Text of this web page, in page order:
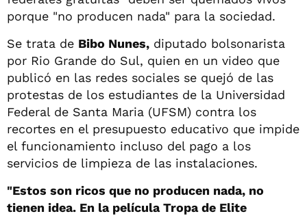
porque "no producen nada" para la sociedad.
Se trata de Bibo Nunes, diputado bolsonarista
por Rio Grande do Sul, quien en un video que
publicó en las redes sociales se quejó de las
protestas de los estudiantes de la Universidad
Federal de Santa Maria (UFSM) contra los
recortes en el presupuesto educativo que impide
el funcionamiento incluso del pago a los
servicios de limpieza de las instalaciones.
"Estos son ricos que no producen nada, no
tienen idea. En la película Tropa de Elite